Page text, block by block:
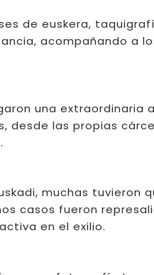
de euskera,
acompañando a
una extraordinaria
desde las propias
muchas tuvieron
casos fueron
en el exilio.